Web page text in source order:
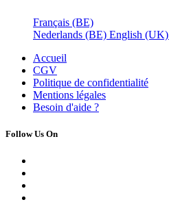
Français (BE)
Nederlands (BE) English (UK)
Accueil
CGV
Politique de confidentialité
Mentions légales
Besoin d'aide ?
Follow Us On